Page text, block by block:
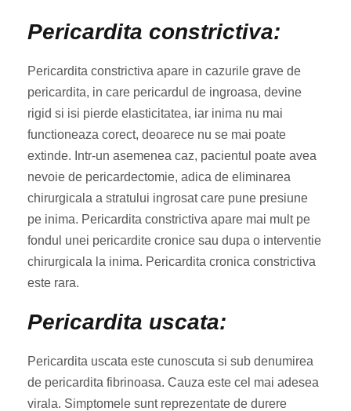
Pericardita constrictiva:
Pericardita constrictiva apare in cazurile grave de
pericardita, in care pericardul de ingroasa, devine
rigid si isi pierde elasticitatea, iar inima nu mai
functioneaza corect, deoarece nu se mai poate
extinde. Intr-un asemenea caz, pacientul poate avea
nevoie de pericardectomie, adica de eliminarea
chirurgicala a stratului ingrosat care pune presiune
pe inima. Pericardita constrictiva apare mai mult pe
fondul unei pericardite cronice sau dupa o interventie
chirurgicala la inima. Pericardita cronica constrictiva
este rara.
Pericardita uscata:
Pericardita uscata este cunoscuta si sub denumirea
de pericardita fibrinoasa. Cauza este cel mai adesea
virala. Simptomele sunt reprezentate de durere